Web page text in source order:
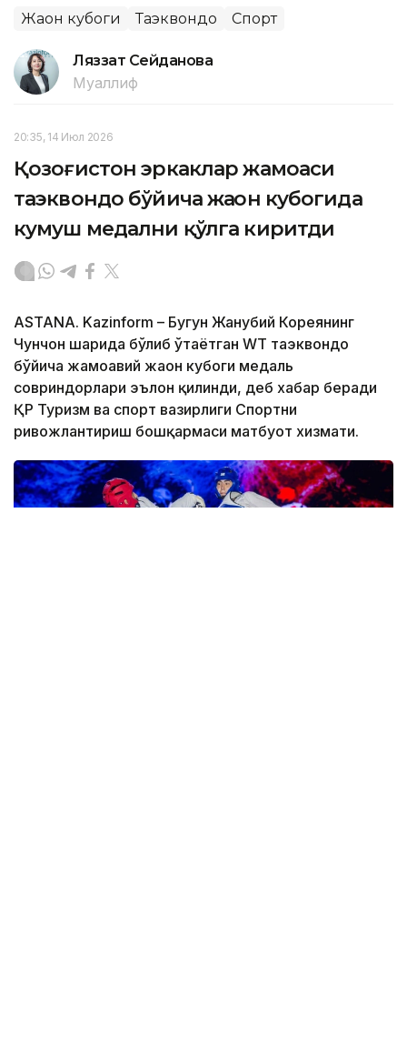
Жаҳон кубоги Таэквондо Спорт
Ляззат Сейданова
Муаллиф
20:35, 14 Июл 2026
Қозоғистон эркаклар жамоаси
таэквондо бўйича жаҳон кубогида
кумуш медални қўлга киритди
ASTANA. Kazinform – Бугун Жанубий Кореянинг
Чунчон шаҳрида бўлиб ўтаётган WТ таэквондо
бўйича жамоавий жаҳон кубоги медаль
совриндорлари эълон қилинди, деб хабар беради
ҚР Туризм ва спорт вазирлиги Спортни
ривожлантириш бошқармаси матбуот хизмати.